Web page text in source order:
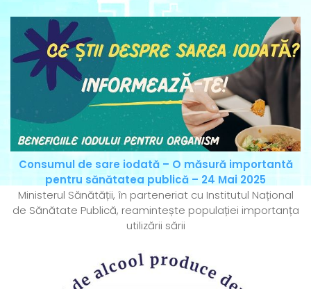
Consumul de sare iodată – O măsură importantă
pentru sănătatea publică – 24 Mai 2025
Ministerul Sănătății, în parteneriat cu Institutul Național
de Sănătate Publică, reamintește populației importanța
utilizării sării